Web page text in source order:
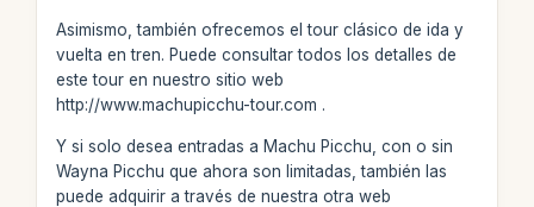
Asimismo, también ofrecemos el tour clásico de ida y
vuelta en tren. Puede consultar todos los detalles de
este tour en nuestro sitio web
http://www.machupicchu-tour.com .
Y si solo desea entradas a Machu Picchu, con o sin
Wayna Picchu que ahora son limitadas, también las
puede adquirir a través de nuestra otra web